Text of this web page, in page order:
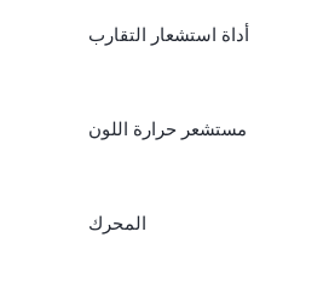
أداة استشعار التقارب
مستشعر حرارة اللون
المحرك